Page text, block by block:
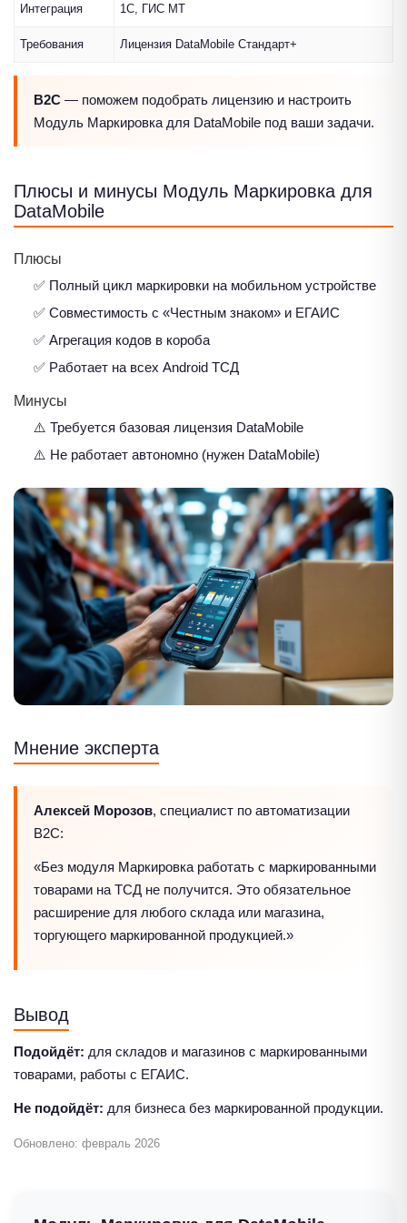
Интеграция 1С, ГИС МТ
Требования Лицензия DataMobile Стандарт+
B2C — поможем подобрать лицензию и настроить
Модуль Маркировка для DataMobile под ваши задачи.
Плюсы и минусы Модуль Маркировка для
DataMobile
Плюсы
✅ Полный цикл маркировки на мобильном устройстве
✅ Совместимость с «Честным знаком» и ЕГАИС
✅ Агрегация кодов в короба
✅ Работает на всех Android ТСД
Минусы
⚠️ Требуется базовая лицензия DataMobile
⚠️ Не работает автономно (нужен DataMobile)
Мнение эксперта
Алексей Морозов, специалист по автоматизации
B2C:
«Без модуля Маркировка работать с маркированными
товарами на ТСД не получится. Это обязательное
расширение для любого склада или магазина,
торгующего маркированной продукцией.»
Вывод
Подойдёт: для складов и магазинов с маркированными
товарами, работы с ЕГАИС.
Не подойдёт: для бизнеса без маркированной продукции.
Обновлено: февраль 2026